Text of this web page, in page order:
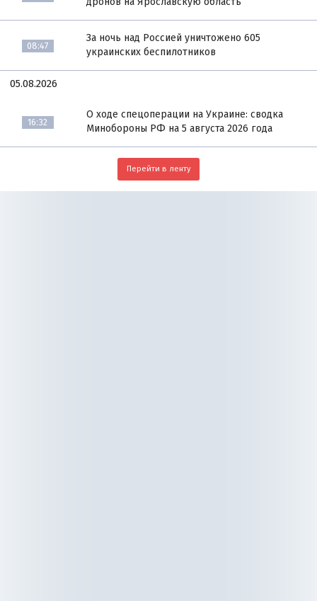
08:47
За ночь над Россией уничтожено 605
украинских беспилотников
05.08.2026
16:32
О ходе спецоперации на Украине: сводка
Минобороны РФ на 5 августа 2026 года
Перейти в ленту